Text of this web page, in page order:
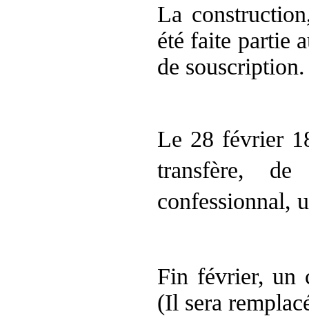
La
été faite partie
de souscription.
Le 28 février
transfère,
confessionnal,
Fin février, un
(Il sera